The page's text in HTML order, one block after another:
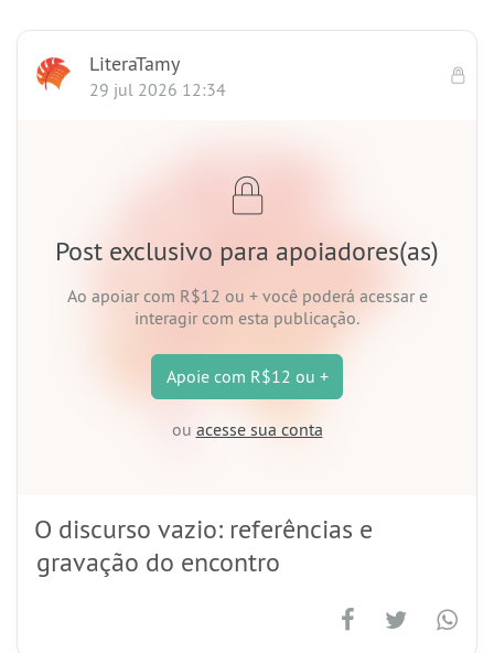
LiteraTamy
29 jul 2026 12:34
Post exclusivo para apoiadores(as)
Ao apoiar com R$12 ou +você poderá acessar e
interagir com esta publicação.
Apoie com R$12 ou +
ou acesse sua conta
O discurso vazio: referências e
gravação do encontro